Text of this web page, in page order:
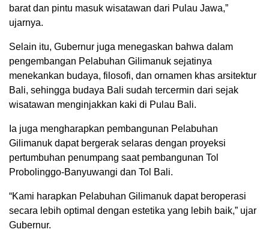
barat dan pintu masuk wisatawan dari Pulau Jawa,”
ujarnya.
Selain itu, Gubernur juga menegaskan bahwa dalam
pengembangan Pelabuhan Gilimanuk sejatinya
menekankan budaya, filosofi, dan ornamen khas arsitektur
Bali, sehingga budaya Bali sudah tercermin dari sejak
wisatawan menginjakkan kaki di Pulau Bali.
Ia juga mengharapkan pembangunan Pelabuhan
Gilimanuk dapat bergerak selaras dengan proyeksi
pertumbuhan penumpang saat pembangunan Tol
Probolinggo-Banyuwangi dan Tol Bali.
“Kami harapkan Pelabuhan Gilimanuk dapat beroperasi
secara lebih optimal dengan estetika yang lebih baik,” ujar
Gubernur.